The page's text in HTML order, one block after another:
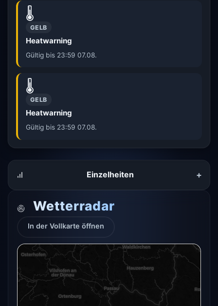
🌡️
GELB
Heatwarning
Gültig bis 23:59 07.08.
🌡️
GELB
Heatwarning
Gültig bis 23:59 07.08.
Einzelheiten +
Wetterradar
In der Vollkarte öffnen
Das Radar für diesen Ort konnte gerade nicht
geladen werden.